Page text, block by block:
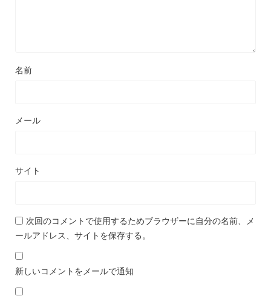
名前
メール
サイト
次回のコメントで使用するためブラウザーに自分の名前、メ
ールアドレス、サイトを保存する。
新しいコメントをメールで通知